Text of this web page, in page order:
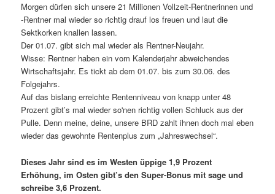
Morgen dürfen sich unsere 21 Millionen Vollzeit-Rentnerinnen und
-Rentner mal wieder so richtig drauf los freuen und laut die
Sektkorken knallen lassen.
Der 01.07. gibt sich mal wieder als Rentner-Neujahr.
Wisse: Rentner haben ein vom Kalenderjahr abweichendes
Wirtschaftsjahr. Es tickt ab dem 01.07. bis zum 30.06. des
Folgejahrs.
Auf das bislang erreichte Rentenniveau von knapp unter 48
Prozent gibt’s mal wieder so'nen richtig vollen Schluck aus der
Pulle. Denn meine, deine, unsere BRD zahlt ihnen doch mal eben
wieder das gewohnte Rentenplus zum „Jahreswechsel“.
Dieses Jahr sind es im Westen üppige 1,9 Prozent
Erhöhung, im Osten gibt’s den Super-Bonus mit sage und
schreibe 3,6 Prozent.